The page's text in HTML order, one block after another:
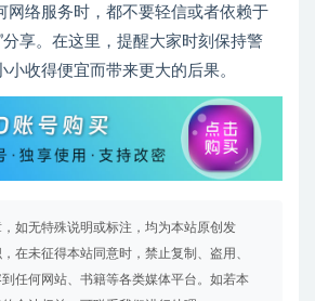
网络服务时，都不要轻信或者依赖于
分享。在这里，提醒大家时刻保持警
收得便宜而带来更大的后果。
如无特殊说明或标注，均为本站原创发
在未征得本站同意时，禁止复制、盗用、
任何网站、书籍等各类媒体平台。如若本